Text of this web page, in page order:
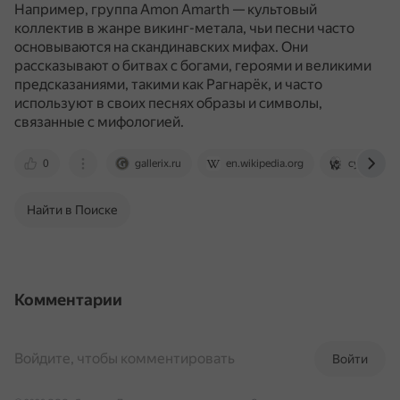
Например, группа Amon Amarth — культовый
коллектив в жанре викинг-метала, чьи песни часто
основываются на скандинавских мифах. Они
рассказывают о битвах с богами, героями и великими
предсказаниями, такими как Рагнарёк, и часто
используют в своих песнях образы и символы,
связанные с мифологией.
0 gallerix.ru en.wikipedia.org
Найти в Поиске
Комментарии
Войти
Войдите, чтобы комментировать